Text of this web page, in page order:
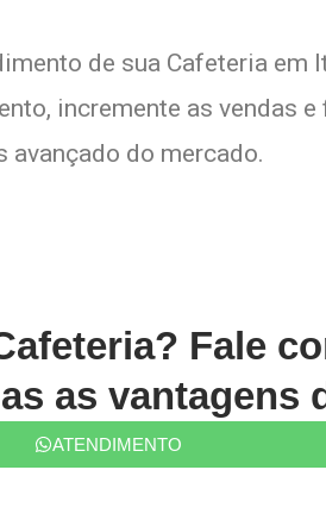
de sua Cafeteria em
incremente as vendas
avançado do mercado.
Fale
as vantagens
ATENDIMENTO